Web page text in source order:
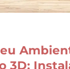
3D: